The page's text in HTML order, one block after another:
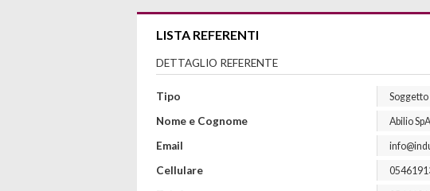
LISTA REFERENTI
DETTAGLIO REFERENTE
Tipo
Nome e Cognome AbilioSpA
Email
Cellulare